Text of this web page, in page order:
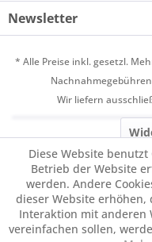
Newsletter
* Alle Preise inkl. gesetzl.
Wir liefern
Diese Website
Betrieb der Website
werden. Andere
dieser Website
Interaktion mit anderen
vereinfachen sollen,